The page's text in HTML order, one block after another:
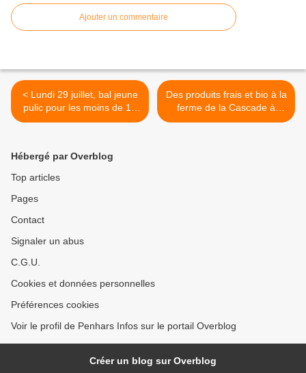
Ajouter un commentaire
< Lundi 29 juillet, bal jeune
pulic pour les moins de 12
ans au Jardin de l' Évêché
Des produits frais et bio à la
ferme de la Cascade à
Kergestin >
Hébergé par Overblog
Top articles
Pages
Contact
Signaler un abus
C.G.U.
Cookies et données personnelles
Préférences cookies
Voir le profil de Penhars Infos sur le portail Overblog
Créer un blog sur Overblog